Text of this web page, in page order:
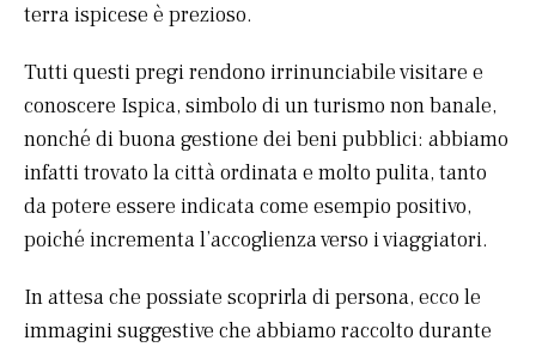
terra ispicese è prezioso.
Tutti questi pregi rendono irrinunciabile visitare e
conoscere Ispica, simbolo di un turismo non banale,
nonché di buona gestione dei beni pubblici: abbiamo
infatti trovato la città ordinata e molto pulita, tanto
da potere essere indicata come esempio positivo,
poiché incrementa l’accoglienza verso i viaggiatori.
In attesa che possiate scoprirla di persona, ecco le
immagini suggestive che abbiamo raccolto durante